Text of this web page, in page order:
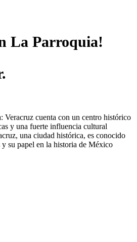
La Parroquia!
Veracruz cuenta con un centro histórico
y una fuerte influencia cultural
una ciudad histórica, es conocido
su papel en la historia de México